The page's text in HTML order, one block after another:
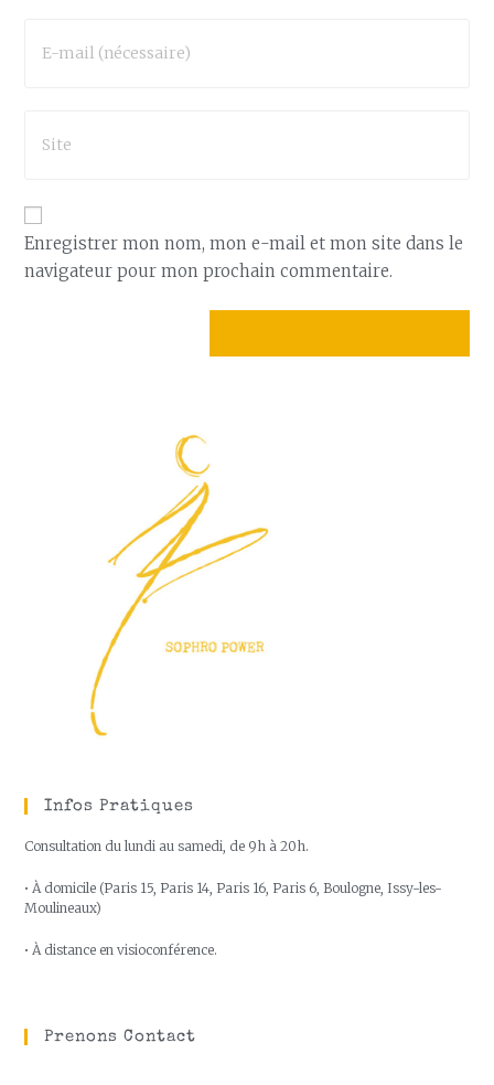
Enregistrer mon nom, mon e-mail et mon site dans le
navigateur pour mon prochain commentaire.
Infos Pratiques
Consultation du lundi au samedi, de 9h à 20h.
• À domicile (Paris 15, Paris 14, Paris 16, Paris 6, Boulogne, Issy-les-
Moulineaux)
• À distance en visioconférence.
Prenons Contact